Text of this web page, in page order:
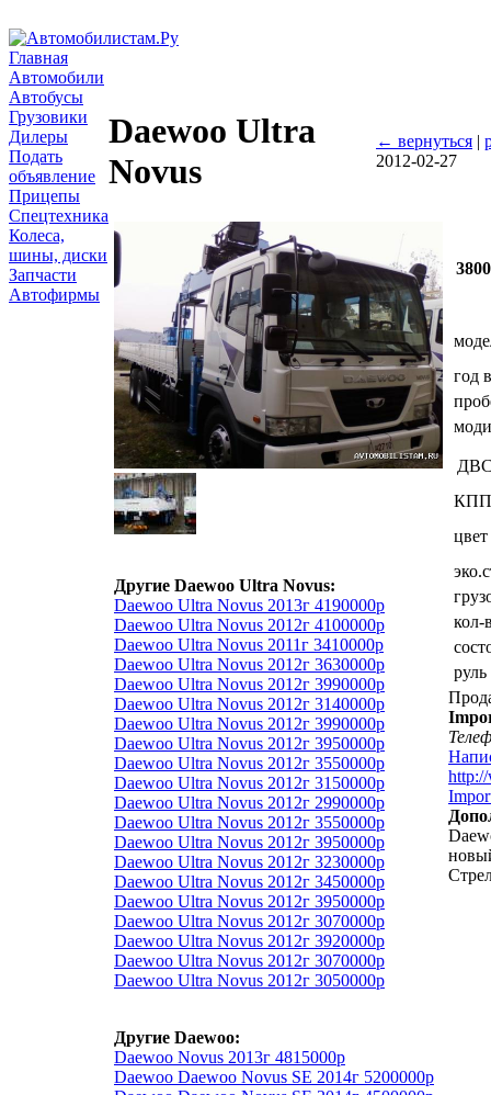
Главная
Автомобили
Автобусы
Грузовики
Дилеры
Подать
объявление
Прицепы
Спецтехника
Колеса,
шины, диски
Запчасти
Автофирмы
Daewoo Ultra
Novus
← вернуться |
2012-02-27
Другие Daewoo Ultra Novus:
Daewoo Ultra Novus 2013г 4190000р
Daewoo Ultra Novus 2012г 4100000р
Daewoo Ultra Novus 2011г 3410000р
Daewoo Ultra Novus 2012г 3630000р
Daewoo Ultra Novus 2012г 3990000р
Daewoo Ultra Novus 2012г 3140000р
Daewoo Ultra Novus 2012г 3990000р
Daewoo Ultra Novus 2012г 3950000р
Daewoo Ultra Novus 2012г 3550000р
Daewoo Ultra Novus 2012г 3150000р
Daewoo Ultra Novus 2012г 2990000р
Daewoo Ultra Novus 2012г 3550000р
Daewoo Ultra Novus 2012г 3950000р
Daewoo Ultra Novus 2012г 3230000р
Daewoo Ultra Novus 2012г 3450000р
Daewoo Ultra Novus 2012г 3950000р
Daewoo Ultra Novus 2012г 3070000р
Daewoo Ultra Novus 2012г 3920000р
Daewoo Ultra Novus 2012г 3070000р
Daewoo Ultra Novus 2012г 3050000р
Другие Daewoo:
Daewoo Novus 2013г 4815000р
Daewoo Daewoo Novus SE 2014г 5200000р
год
КПП
цвет
кол-
руль